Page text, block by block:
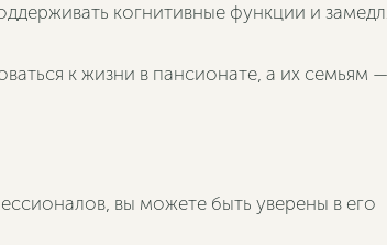
когнитивные функции и
к жизни в пансионате, а их семьям —
вы можете быть уверены в его